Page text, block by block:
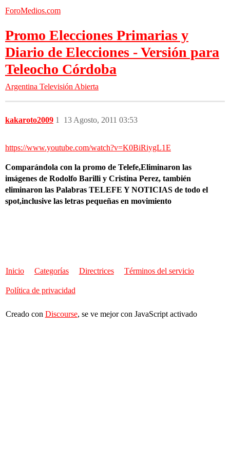
ForoMedios.com
Promo Elecciones Primarias y
Diario de Elecciones - Versión para
Teleocho Córdoba
Argentina Televisión Abierta
kakaroto2009 13 Agosto, 2011 03:53
1
https://www.youtube.com/watch?v=K0BiRiygL1E
Comparándola con la promo de Telefe,Eliminaron las
imágenes de Rodolfo Barilli y Cristina Perez, también
eliminaron las Palabras TELEFE Y NOTICIAS de todo el
spot,inclusive las letras pequeñas en movimiento
Inicio Categorías Directrices Términos del servicio
Política de privacidad
Creado con Discourse, se ve mejor con JavaScript activado